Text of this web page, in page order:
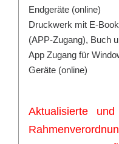
Endgeräte (online)
Druckwerk mit E-Book
(APP-Zugang), Buch
App Zugang für
Geräte (online)
Aktualisierte